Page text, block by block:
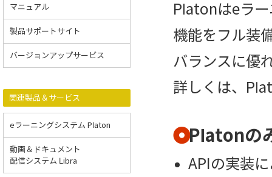
Platonはeラ
機能をフル装
バランスに優
詳しくは、
Platonの
APIの実装
マニュアル
製品サポートサイト
バージョンアップサービス
関連製品＆サービス
eラーニングシステム Platon
動画＆ドキュメント
配信システム Libra